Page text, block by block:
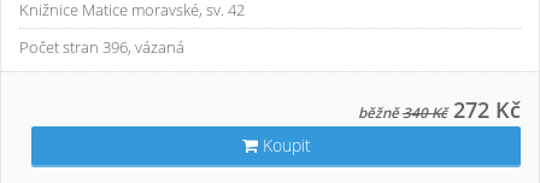
Knižnice Matice moravské, sv. 42
Počet stran 396, vázaná
běžně340 Kč 272 Kč
Koupit